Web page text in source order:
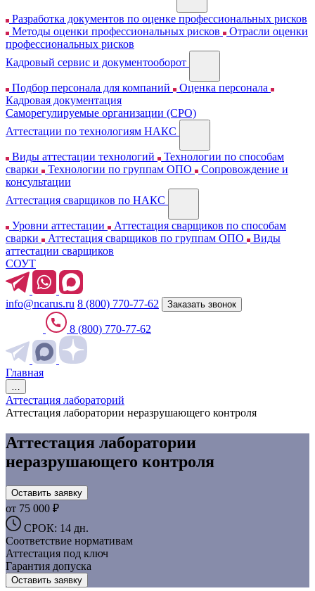
Разработка документов по оценке профессиональных рисков
Методы оценки профессиональных рисков
Отрасли оценки
профессиональных рисков
Кадровый сервис и документооборот
Подбор персонала для компаний
Оценка персонала
Кадровая документация
Cаморегулируемые организации (СРО)
Аттестации по технологиям НАКС
Виды аттестации технологий
Технологии по способам
сварки
Технологии по группам ОПО
Сопровождение и
консультации
Аттестация сварщиков по НАКС
Уровни аттестации
Аттестация сварщиков по способам
сварки
Аттестация сварщиков по группам ОПО
Виды
аттестации сварщиков
СОУТ
info@ncarus.ru 8 (800) 770-77-62 Заказать звонок
8 (800) 770-77-62
Главная
…
Аттестация лабораторий
Аттестация лаборатории неразрушающего контроля
Аттестация лаборатории
неразрушающего контроля
Оставить заявку
от 75 000 ₽
СРОК: 14 дн.
Соответствие нормативам
Аттестация под ключ
Гарантия допуска
Оставить заявку